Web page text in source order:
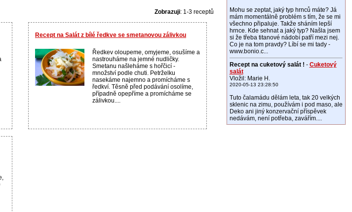
Zobrazuji: 1-3 receptů
Recept na Salát z bílé ředkve se smetanovou zálivkou
Ředkev oloupeme, omyjeme, osušíme a
nastrouháme na jemné nudličky.
Smetanu našleháme s hořčicí -
množství podle chuti. Petrželku
nasekáme najemno a promícháme s
ředkví. Těsně před podávání osolíme,
případně opepříme a promícháme se
zálivkou....
Mohu se zeptat, jaký typ hrnců máte? Já
mám momentálně problém s tím, že se mi
všechno připaluje. Takže sháním lepší
hrnce. Kde sehnat a jaký typ? Našla jsem
si že třeba titanové nádobí patří mezi nej.
Co je na tom pravdy? Líbí se mi tady -
www.bonio.c...
Recept na cuketový salát ! - Cuketový
salát
Vložil: Marie H.
2020-05-13 23:28:50
Tuto čalamádu dělám leta, tak 20 velkých
sklenic na zimu, používám i pod maso, ale
Deko ani jiný konzervační příspěvek
nedávám, není potřeba, zavářím....